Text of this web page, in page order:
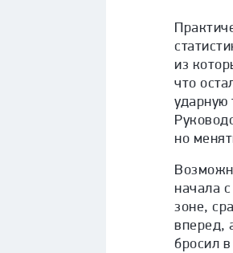
из
что
ударную
но
начала
зоне,
вперед,
бросил